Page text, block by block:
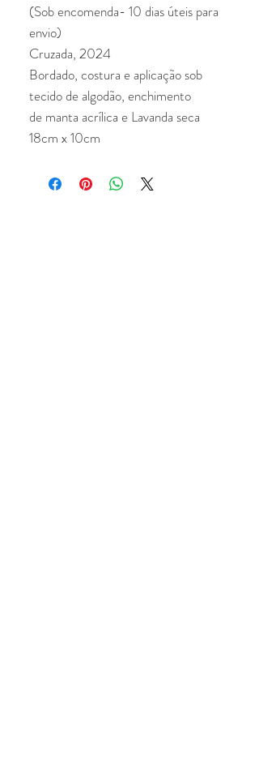
(Sob encomenda- 10 dias úteis para
envio)
Cruzada, 2024
Bordado, costura e aplicação sob
tecido de algodão, enchimento
de manta acrílica e Lavanda seca
18cm x 10cm